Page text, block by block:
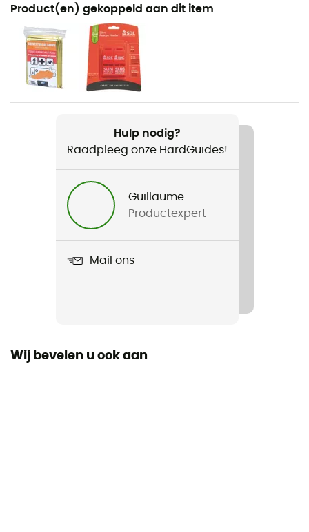
Hardlopen
Voor
Heren / Dames
Product
Product(en) gekoppeld aan dit item
Hulp nodig?
Raadpleeg onze HardGuides!
Guillaume
Productexpert
Mail ons
Wij bevelen u ook aan